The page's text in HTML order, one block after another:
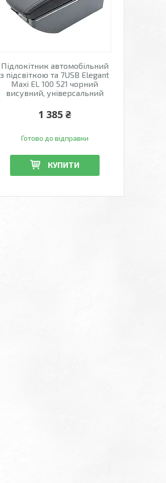
Підлокітник автомобільний
з підсвіткою та 7USB Elegant
Maxi EL 100 521 чорний
висувний, універсальний
1 385 ₴
Готово до відправки
КУПИТИ